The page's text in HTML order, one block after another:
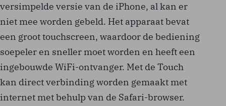
versimpelde versie van de iPhone, al kan er
niet mee worden gebeld. Het apparaat bevat
een groot touchscreen, waardoor de bediening
soepeler en sneller moet worden en heeft een
ingebouwde WiFi-ontvanger. Met de Touch
kan direct verbinding worden gemaakt met
internet met behulp van de Safari-browser.